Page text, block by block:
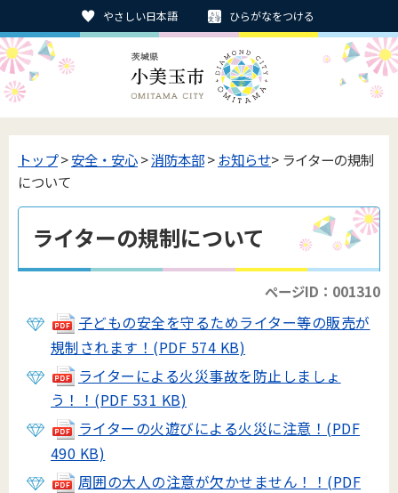
やさしい日本語 ひらがなをつける
トップ>安全・安心>消防本部>お知らせ> ライターの規制
について
ライターの規制について
ページID：001310
子どもの安全を守るためライター等の販売が
規制されます！(PDF 574 KB)
ライターによる火災事故を防止しましょ
う！！(PDF 531 KB)
ライターの火遊びによる火災に注意！(PDF
490 KB)
周囲の大人の注意が欠かせません！！(PDF